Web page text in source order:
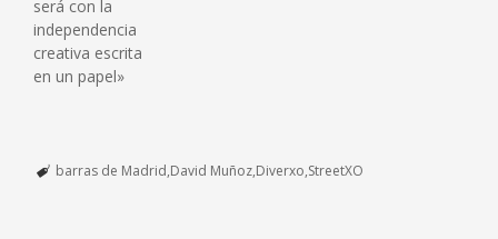
será con la
independencia
creativa escrita
en un papel»
barras de Madrid David Muñoz Diverxo StreetXO